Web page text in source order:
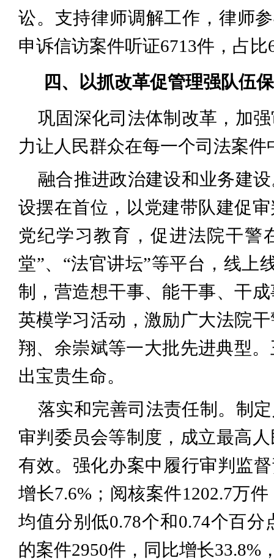
讼。支持律师调解工作，律师
申诉信访案件听证6713件，占比
四、以抓改革促管理强队伍
巩固深化司法体制改革，加
力让人民群众在每一个司法案
融合推进政治建设和业务建
设摆在首位，以党建带队建促
党纪学习教育，促进法院干警
堂”、“法官讲坛”等平台，线上
制，营造想干事、能干事、干
英模学习活动，激励广大法院
翔、余崇斌等一大批先进典型
出宝贵生命。
落实和完善司法责任制。制
审判委员会等制度，成立最高
有效。强化办案中履行审判监
增长7.6%；阅核案件1202.7万
均值分别低0.78个和0.74个百
的案件2950件，同比增长